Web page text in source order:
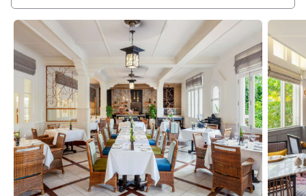
Details ansehen Details